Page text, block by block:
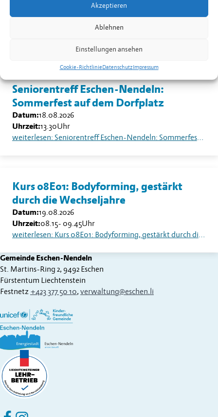
Akzeptieren
Ablehnen
Einstellungen ansehen
Cookie-RichtlinieDatenschutzImpressum
Datum:17.08.2026
Seniorentreff Eschen-Nendeln:
Sommerfest auf dem Dorfplatz
Datum:18.08.2026
Uhrzeit:13.30Uhr
weiterlesen: Seniorentreff Eschen-Nendeln: Sommerfest auf dem Dorfplatz
Kurs 08E01: Bodyforming, gestärkt
durch die Wechseljahre
Datum:19.08.2026
Uhrzeit:08.15- 09.45Uhr
weiterlesen: Kurs 08E01: Bodyforming, gestärkt durch die Wechseljahre
Gemeinde Eschen-Nendeln
St. Martins-Ring 2, 9492 Eschen
Fürstentum Liechtenstein
Festnetz +423 377 50 10, verwaltung@eschen.li